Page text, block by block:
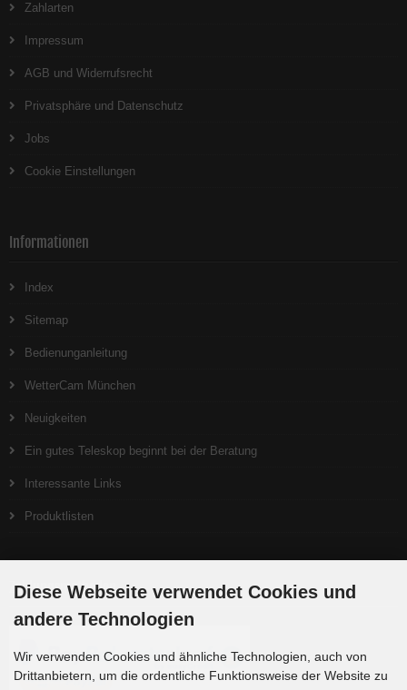
Zahlarten
Impressum
AGB und Widerrufsrecht
Privatsphäre und Datenschutz
Jobs
Cookie Einstellungen
Informationen
Index
Sitemap
Bedienunganleitung
WetterCam München
Neuigkeiten
Ein gutes Teleskop beginnt bei der Beratung
Interessante Links
Produktlisten
Zahlungsmethoden
Diese Webseite verwendet Cookies und
andere Technologien
Wir verwenden Cookies und ähnliche Technologien, auch von
Drittanbietern, um die ordentliche Funktionsweise der Website zu